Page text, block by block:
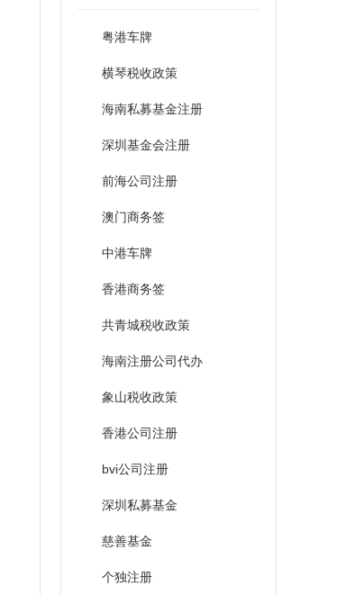
粤港车牌
横琴税收政策
海南私募基金注册
深圳基金会注册
前海公司注册
澳门商务签
中港车牌
香港商务签
共青城税收政策
海南注册公司代办
象山税收政策
香港公司注册
bvi公司注册
深圳私募基金
慈善基金
个独注册